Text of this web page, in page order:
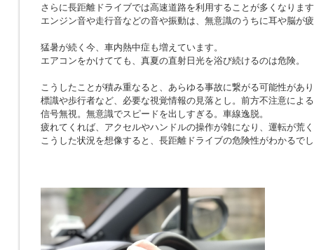
さらに長距離ドライブでは高速道路を利用することが多くなりま
エンジン音や走行音などの音や振動は、無意識のうちに耳や脳が
猛暑が続く今、車内熱中症も増えています。
エアコンをかけてても、真夏の直射日光を浴び続けるのは危険。
こうしたことが積み重なると、あらゆる事故に繋がる可能性があ
標識や歩行者など、必要な視覚情報の見落とし。前方不注意によ
信号無視。無意識でスピードを出しすぎる。車線逸脱。
疲れてくれば、アクセルやハンドルの操作が雑になり、運転が荒
こうした状況を想像すると、長距離ドライブの危険性がわかるで